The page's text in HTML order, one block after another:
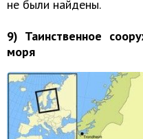
не были найдены.
9) Таинственное
моря